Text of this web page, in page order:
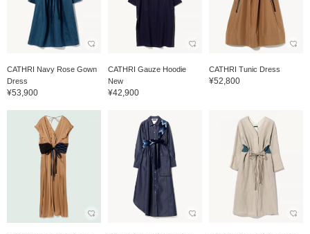
CATHRI Navy Rose Gown
Dress
¥53,900
CATHRI Gauze Hoodie
New
¥42,900
CATHRI Tunic Dress
¥52,800